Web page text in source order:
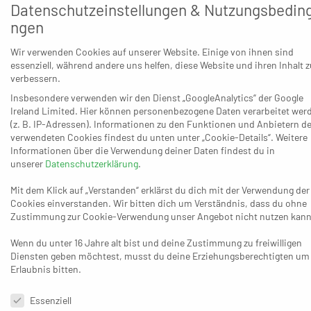
Dietmar Schwolow/Jan Hammann in diesen beiden
Aufgaben mit dem Blick auf die restlichen Hürden nicht
leer ausgehen dürfen – was ganz ähnlich für die
Dinslakener gilt, die zudem vor einer vergleichbaren
auf Spitzenreiter Interaktiv.Handball (32:8), ehe nur 45
Stunden später am Sonntag eine Art Abstiegsgipfel beim
Schlusslicht HSG Siebengebirge folgt (10:32). Was dabei
für Siebengebirge spricht: Die Mannschaft von Trainer
in Korschenbroich (32:29) sowie in Ratingen (25:29) bei
Interaktiv gute Leistungen.
Vorne dürften – sollte alles halbwegs normal laufen – die
Ratinger und die Korschenbroicher ihr Fernduell
Stammkräfte wie Dustin Franz (Achillessehne), Sascha
Datenschutzeinstellungen &
ngen
Wir verwenden Cookies auf unserer Website. Einige von ihnen sind
essenziell, während andere uns helfen, diese Website und ihren Inhalt
verbessern.
Insbesondere verwenden wir den Dienst „GoogleAnalytics“ der Google
Ireland Limited. Hier können personenbezogene Daten verarbeitet
(z. B. IP-Adressen). Informationen zu den Funktionen und Anbietern
verwendeten Cookies findest du unten unter „Cookie-Details“. Weitere
Informationen über die Verwendung deiner Daten findest du in
unserer Datenschutzerklärung.
Mit dem Klick auf „Verstanden“ erklärst du dich mit der Verwendung der
Cookies einverstanden. Wir bitten dich um Verständnis, dass du ohne
Zustimmung zur Cookie-Verwendung unser Angebot nicht nutzen
Wenn du unter 16 Jahre alt bist und deine Zustimmung zu freiwilligen
Diensten geben möchtest, musst du deine Erziehungsberechtigten um
Erlaubnis bitten.
Datenschutzeinstellungen & Nutzungsbedingungen
Essenziell